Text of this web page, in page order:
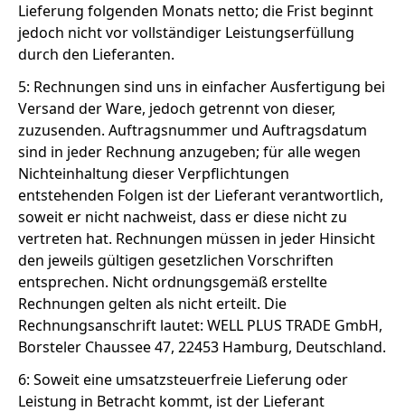
Lieferung folgenden Monats netto; die Frist beginnt
jedoch nicht vor vollständiger Leistungserfüllung
durch den Lieferanten.
5: Rechnungen sind uns in einfacher Ausfertigung bei
Versand der Ware, jedoch getrennt von dieser,
zuzusenden. Auftragsnummer und Auftragsdatum
sind in jeder Rechnung anzugeben; für alle wegen
Nichteinhaltung dieser Verpflichtungen
entstehenden Folgen ist der Lieferant verantwortlich,
soweit er nicht nachweist, dass er diese nicht zu
vertreten hat. Rechnungen müssen in jeder Hinsicht
den jeweils gültigen gesetzlichen Vorschriften
entsprechen. Nicht ordnungsgemäß erstellte
Rechnungen gelten als nicht erteilt. Die
Rechnungsanschrift lautet: WELL PLUS TRADE GmbH,
Borsteler Chaussee 47, 22453 Hamburg, Deutschland.
6: Soweit eine umsatzsteuerfreie Lieferung oder
Leistung in Betracht kommt, ist der Lieferant